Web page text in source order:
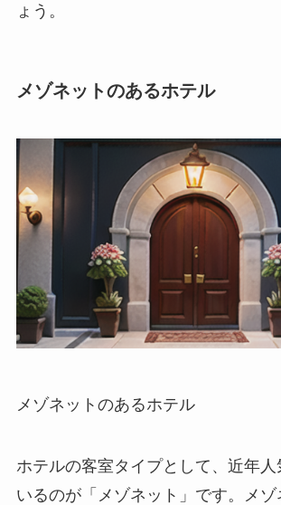
ょう。
メゾネットのあるホテル
メゾネットのあるホテル
ホテルの客室タイプとして、近年人
いるのが「メゾネット」です。メ